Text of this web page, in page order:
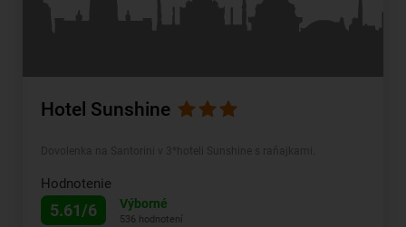
Hotel Sunshine
Hodnotenie
5.61/6 Výborné
536 hodnotení